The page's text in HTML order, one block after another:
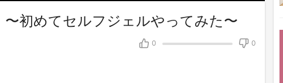
初めてセルフジェルやってみた〜
0 0